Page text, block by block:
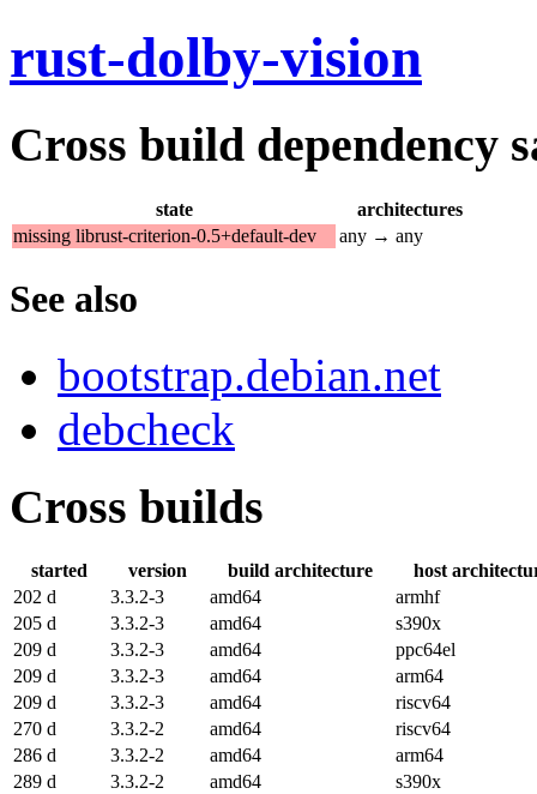
rust-dolby-vision
Cross build dependency
state
architectures
missing librust-criterion-0.5+default-dev
any → any
See also
bootstrap.debian.net
debcheck
Cross builds
started version build architecture
host
202 d
3.3.2-3 amd64
armhf
205 d
3.3.2-3 amd64
s390x
209 d
3.3.2-3 amd64
ppc64el
209 d
3.3.2-3 amd64
arm64
209 d
3.3.2-3 amd64
riscv64
270 d
3.3.2-2 amd64
riscv64
286 d
3.3.2-2 amd64
arm64
289 d
3.3.2-2 amd64
s390x